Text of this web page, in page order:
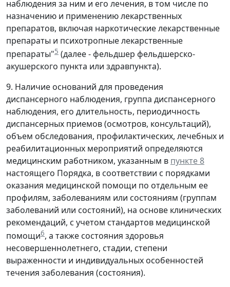
наблюдения за ним и его лечения, в том числе по
назначению и применению лекарственных
препаратов, включая наркотические лекарственные
препараты и психотропные лекарственные
препараты"5 (далее - фельдшер фельдшерско-
акушерского пункта или здравпункта).
9. Наличие оснований для проведения
диспансерного наблюдения, группа диспансерного
наблюдения, его длительность, периодичность
диспансерных приемов (осмотров, консультаций),
объем обследования, профилактических, лечебных и
реабилитационных мероприятий определяются
медицинским работником, указанным в пункте 8
настоящего Порядка, в соответствии с порядками
оказания медицинской помощи по отдельным ее
профилям, заболеваниям или состояниям (группам
заболеваний или состояний), на основе клинических
рекомендаций, с учетом стандартов медицинской
помощи6, а также состояния здоровья
несовершеннолетнего, стадии, степени
выраженности и индивидуальных особенностей
течения заболевания (состояния).